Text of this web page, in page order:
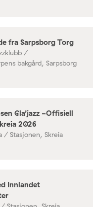
fra Sarpsborg Torg
/
bakgård, Sarpsborg
Gla’jazz -Offisiell
2026
/ Stasjonen, Skreia
Innlandet